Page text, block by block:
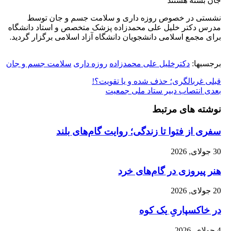
نشستی در خصوص روزه داری و سلامت جسم و جان توسط
مدرس دکتر خلیل علی محمدزاده پزشک متخصص و استاد دانشگاه
برای مجمع اسلامی دانشجویان دانشگاه آزاد اسلامی برگزار گردید.
برجسبها: دکترخلیل علی محمدزاده روزه داری سلامت جسم و جان
قبلی غربالگری؛ حذف شده و یا تقویت؟!
بعدی انتصاب دبیر ستاد ملی جمعیت
نوشته های مرتبط
سفری از فتوا تا زندگی؛ روایت گام‌های بلند
30 جولای, 2026
هنر پیروزی در گام‌های خرد
20 جولای, 2026
در خاکسپاریِ یک کوه